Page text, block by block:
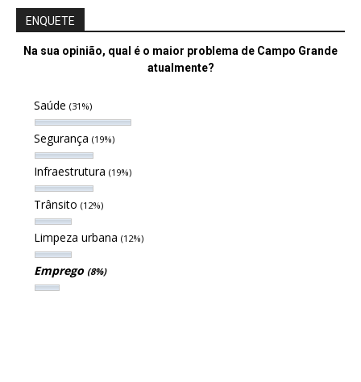
ENQUETE
Na sua opinião, qual é o maior problema de Campo Grande
atualmente?
Saúde (31%)
Segurança (19%)
Infraestrutura (19%)
Trânsito (12%)
Limpeza urbana (12%)
Emprego (8%)